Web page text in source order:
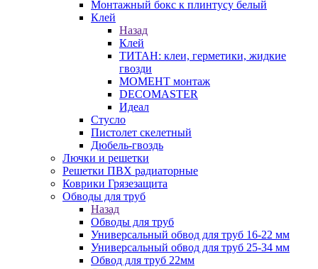
Монтажный бокс к плинтусу белый
Клей
Назад
Клей
ТИТАН: клеи, герметики, жидкие
гвозди
МОМЕНТ монтаж
DECOMASTER
Идеал
Стусло
Пистолет скелетный
Дюбель-гвоздь
Лючки и решетки
Решетки ПВХ радиаторные
Коврики Грязезащита
Обводы для труб
Назад
Обводы для труб
Универсальный обвод для труб 16-22 мм
Универсальный обвод для труб 25-34 мм
Обвод для труб 22мм